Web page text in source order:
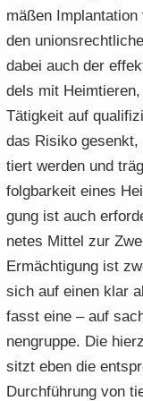
mä­ßen
den
dabei auch der
dels mit
Tä­tig­keit auf
das Ri­si­ko
tiert wer­den und
folg­bar­keit eines
gung ist auch
ne­tes Mit­tel zur
Er­mäch­ti­gung ist
sich auf einen klar
fasst eine – auf
nen­grup­pe. Die
sitzt eben die
Durch­füh­rung von